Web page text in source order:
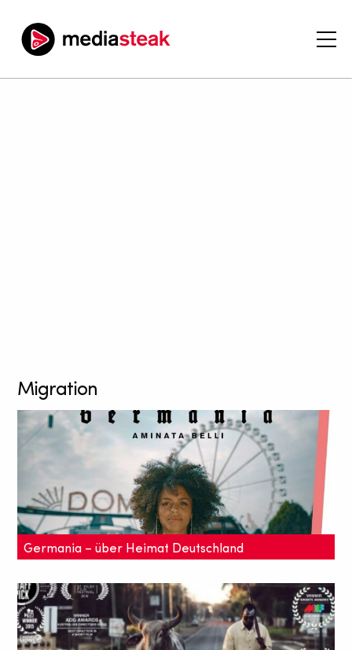
Migration
Germania – über Heimat Deutschland
Roggenbrot und Anderssein: Rapper und Künstler
mit Migrationshintergrund erzählen über ihre
Beziehung zu Deutschland.